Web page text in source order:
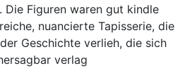
Die Figuren waren gut kindle
nuancierte Tapisserie, die
Geschichte verlieh, die sich
verlag